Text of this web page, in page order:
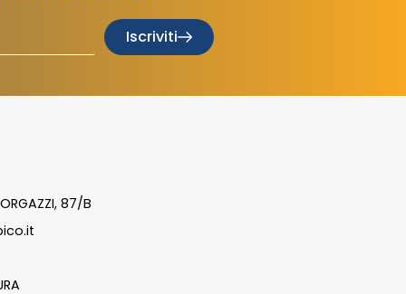
Iscriviti
87/B